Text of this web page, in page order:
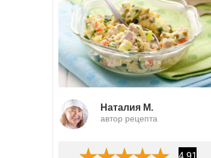
Наталия М.
автор рецепта
4.91